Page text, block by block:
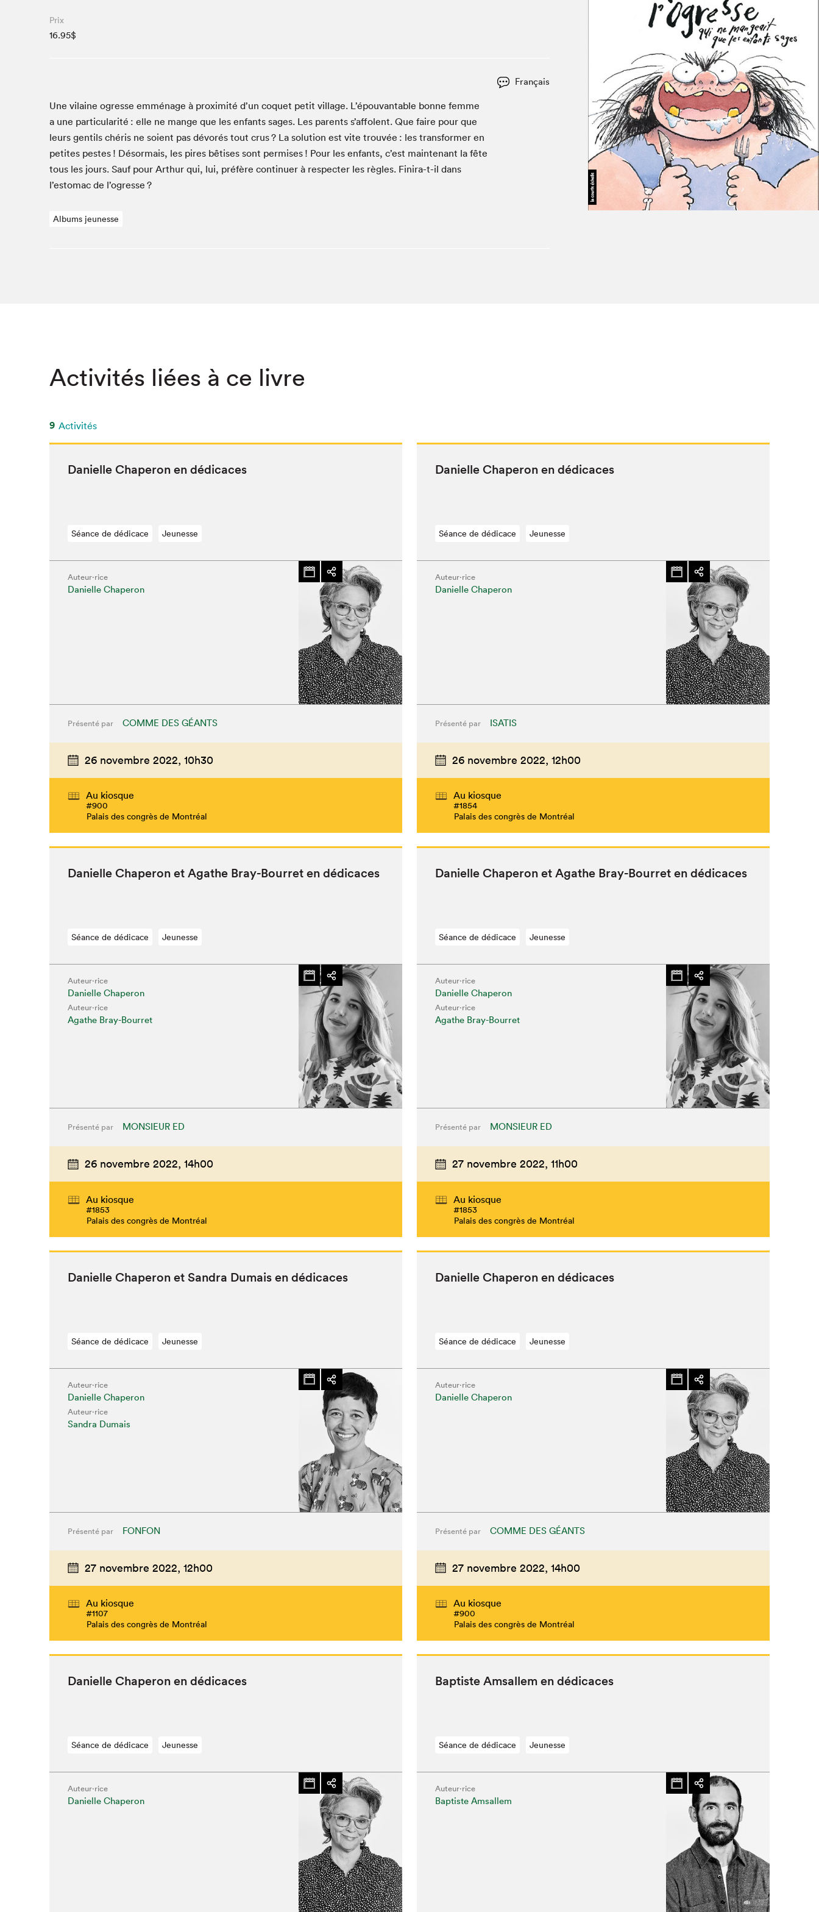
Studio Radio-Canada
Matinées scolaires
Espace Montréal-Nord
Vitrine du Festival littéraire international Metropolis
bleu
Tapis rouge des écrivain·e·s
La lecture en cadeau
Zone Manga
La Grande tournée de Bologne (Coin de survie des
illustrateur·rice·s)
SLM PRO
Espace jeunesse Desjardins
Le Salon dans la ville, espace
organisateur⋅rice
> SLM Pro
Que cherchez-vous?
Fermer
Prix
16.95$
Français
Une vilaine ogresse emmé­nage à prox­im­ité d’un coquet petit vil­lage. L’épouvantable bonne femme
a une par­tic­u­lar­ité : elle ne mange que les enfants sages. Les par­ents s’affolent. Que faire pour que
leurs gen­tils chéris ne soient pas dévorés tout crus ? La solu­tion est vite trou­vée : les trans­former en
petites pestes ! Désor­mais, les pires bêtis­es sont per­mis­es ! Pour les enfants, c’est main­tenant la fête
tous les jours. Sauf pour Arthur qui, lui, préfère con­tin­uer à respecter les règles. Fini­ra-t-il dans
l’estomac de l’ogresse ?
Albums jeunesse
Activités liées à ce livre
9 Activités
Danielle Chap­er­on en dédicaces
Séance de dédicace Jeunesse
Auteur·rice
Danielle Chaperon
Présenté par COMME DES GÉANTS
26 novembre 2022, 10h30
Au kiosque
#900
Palais des congrès de Montréal
Danielle Chap­er­on en dédicaces
Séance de dédicace Jeunesse
Auteur·rice
Danielle Chaperon
Présenté par ISATIS
26 novembre 2022, 12h00
Au kiosque
#1854
Palais des congrès de Montréal
Danielle Chap­er­on et Agathe Bray-Bour­ret en dédicaces
Séance de dédicace Jeunesse
Auteur·rice
Danielle Chaperon
Auteur·rice
Agathe Bray-Bourret
Présenté par MONSIEUR ED
26 novembre 2022, 14h00
Au kiosque
#1853
Palais des congrès de Montréal
Danielle Chap­er­on et Agathe Bray-Bour­ret en dédicaces
Séance de dédicace Jeunesse
Auteur·rice
Danielle Chaperon
Auteur·rice
Agathe Bray-Bourret
Présenté par MONSIEUR ED
27 novembre 2022, 11h00
Au kiosque
#1853
Palais des congrès de Montréal
Danielle Chap­er­on et San­dra Dumais en dédicaces
Séance de dédicace Jeunesse
Auteur·rice
Danielle Chaperon
Auteur·rice
Sandra Dumais
Présenté par FONFON
27 novembre 2022, 12h00
Au kiosque
#1107
Palais des congrès de Montréal
Danielle Chap­er­on en dédicaces
Séance de dédicace Jeunesse
Auteur·rice
Danielle Chaperon
Présenté par COMME DES GÉANTS
27 novembre 2022, 14h00
Au kiosque
#900
Palais des congrès de Montréal
Danielle Chap­er­on en dédicaces
Séance de dédicace Jeunesse
Auteur·rice
Danielle Chaperon
Bap­tiste Amsallem en dédicaces
Séance de dédicace Jeunesse
Auteur·rice
Baptiste Amsallem